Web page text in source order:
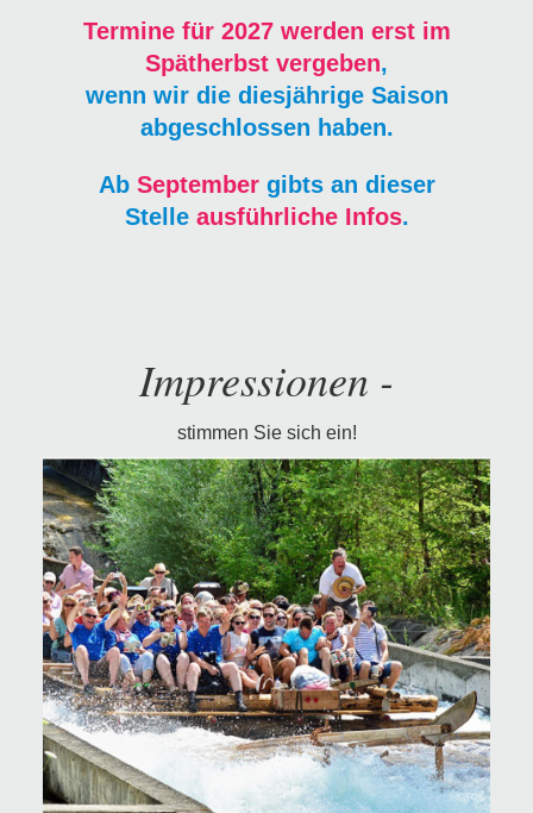
Termine für 2027 werden erst im
Spätherbst vergeben,
wenn wir die diesjährige Saison
abgeschlossen haben.
Ab September gibts an dieser
Stelle ausführliche Infos.
Impressionen -
stimmen Sie sich ein!